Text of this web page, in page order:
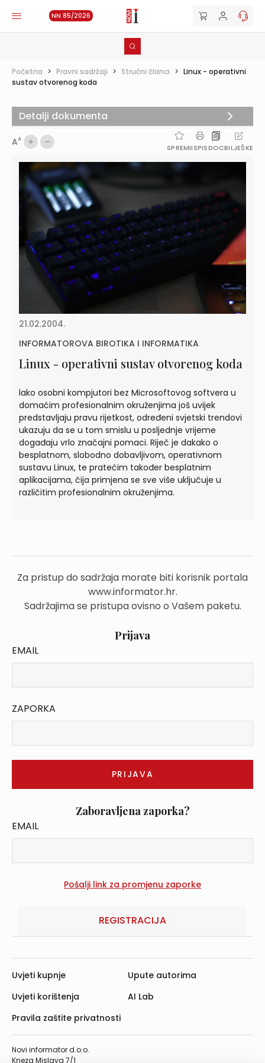
NN 85/2026
Početna > Pravni sadržaji > Stručni članci > Linux - operativni
sustav otvorenog koda
AA
SPREMIISPISDOCBILJEŠKE
21.02.2004.
INFORMATOROVA BIROTIKA I INFORMATIKA
Linux - operativni sustav otvorenog koda
lako osobni kompjutori bez Microsoftovog softvera u
domaćim profesionalnim okruženjima još uvijek
predstavljaju pravu rijetkost, određeni svjetski trendovi
ukazuju da se u tom smislu u posljednje vrijeme
događaju vrlo značajni pomaci. Riječ je dakako o
besplatnom, slobodno dobavljivom, operativnom
sustavu Linux, te pratećim također besplatnim
aplikacijama, čija primjena se sve više uključuje u
različitim profesionalnim okruženjima.
Za pristup do sadržaja morate biti korisnik portala
www.informator.hr.
Sadržajima se pristupa ovisno o Vašem paketu.
Prijava
EMAIL
ZAPORKA
Zaboravljena zaporka?
EMAIL
REGISTRACIJA
Detalji dokumenta
Novi informator d.o.o.
Kneza Mislava 7/1
Uvjeti kupnje
Uvjeti korištenja
Pravila zaštite privatnosti
Upute autorima
AI Lab